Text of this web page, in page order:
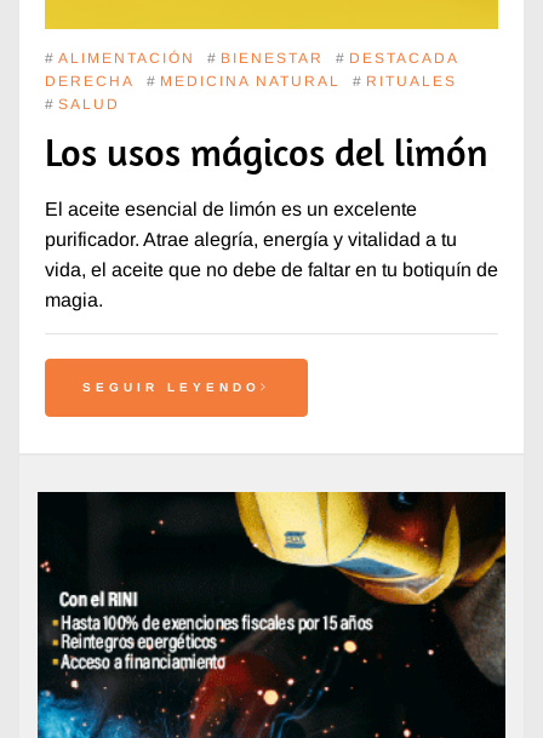
# ALIMENTACIÓN # BIENESTAR # DESTACADA
DERECHA
# MEDICINA NATURAL # RITUALES
# SALUD
Los usos mágicos del limón
El aceite esencial de limón es un excelente
purificador. Atrae alegría, energía y vitalidad a tu
vida, el aceite que no debe de faltar en tu botiquín de
magia.
SEGUIR LEYENDO